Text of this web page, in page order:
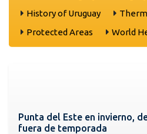
History of Uruguay
Protected Areas
World
Punta del Este en invierno,
fuera de temporada